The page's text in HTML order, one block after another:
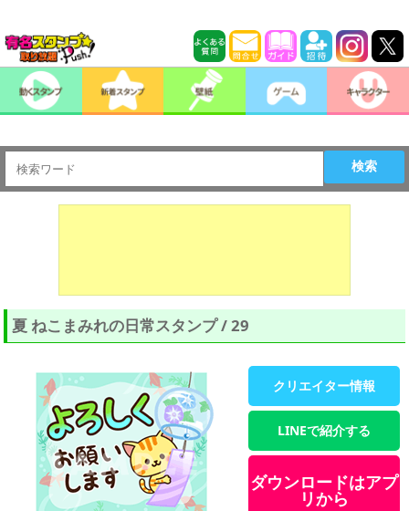
検索
夏 ねこまみれの日常スタンプ / 29
クリエイター情報
LINEで紹介する
ダウンロードはアプ
リから